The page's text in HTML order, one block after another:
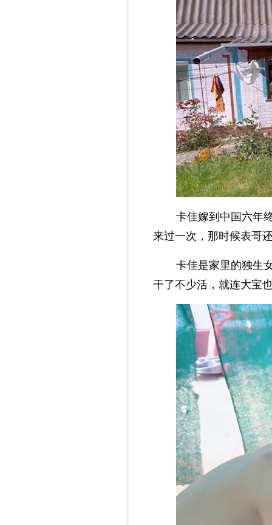
卡佳嫁到中国六年
来过一次，那时候表哥
卡佳是家里的独生
干了不少活，就连大宝